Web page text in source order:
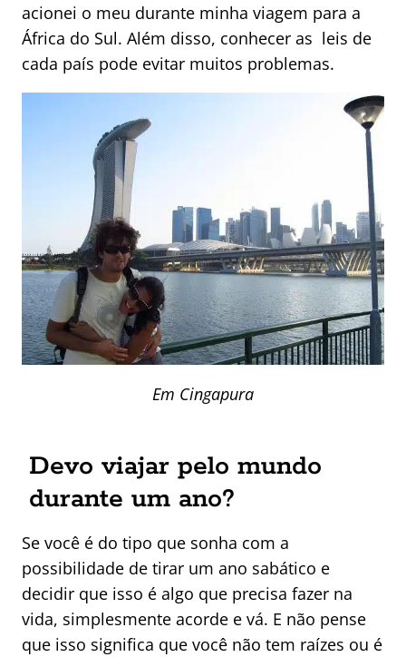
acionei o meu durante minha viagem para a
África do Sul. Além disso, conhecer as leis de
cada país pode evitar muitos problemas.
Em Cingapura
Devo viajar pelo mundo
durante um ano?
Se você é do tipo que sonha com a
possibilidade de tirar um ano sabático e
decidir que isso é algo que precisa fazer na
vida, simplesmente acorde e vá. E não pense
que isso significa que você não tem raízes ou é